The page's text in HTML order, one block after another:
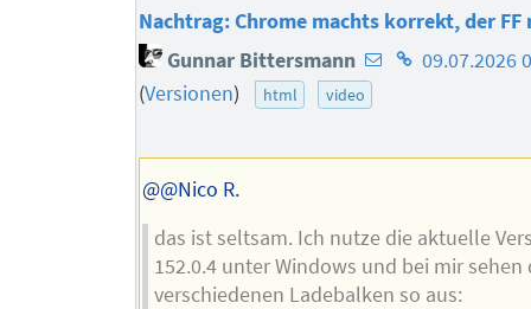
Nachtrag: Chrome machts korrekt, der FF
Gunnar Bittersmann E-
Mail-
des
Homepage
09.07.2026
(Versionen) html video
@@Nico R.
das ist seltsam. Ich nutze die aktuelle
152.0.4 unter Windows und bei mir sehen
verschiedenen Ladebalken so aus: